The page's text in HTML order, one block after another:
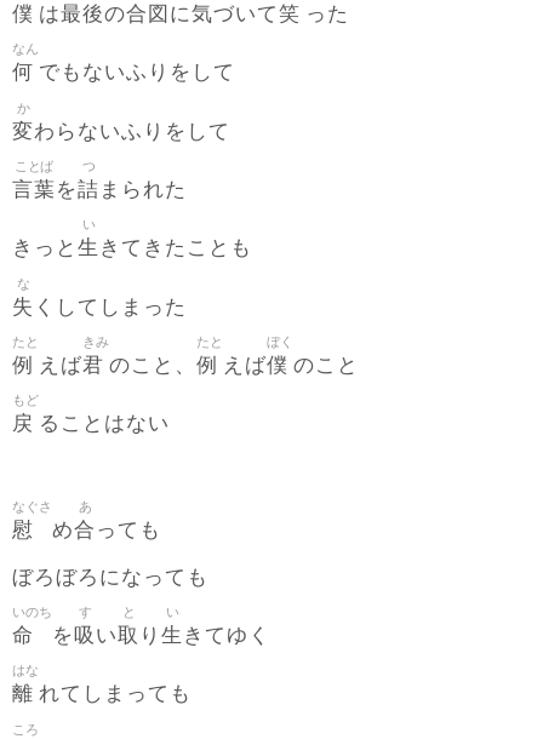
僕 は最後の合図 に気づいて笑 った
何
なん
でもないふりをして
変
か
わらないふりをして
言葉
ことば
を詰
つ
まられた
きっと 生
い
きてきたことも
失
な
くしてしまった
例
たと
えば君
きみ
のこと、 例
たと
えば僕
ぼく
のこと
戻
もど
ることはない
慰
なぐさ
め合
あ
っても
ぼろぼろになっても
命
いのち
を吸
す
い取
と
り 生
い
きてゆく
離
はな
れてしまっても
ころ